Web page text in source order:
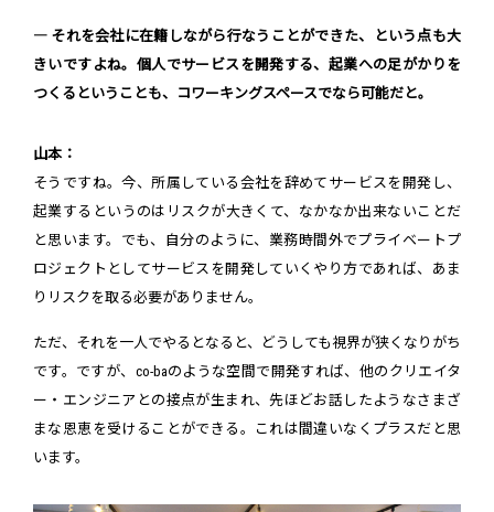
― それを会社に在籍しながら行なうことができた、という点も大
きいですよね。個人でサービスを開発する、起業への足がかりを
つくるということも、コワーキングスペースでなら可能だと。
山本：
そうですね。今、所属している会社を辞めてサービスを開発し、
起業するというのはリスクが大きくて、なかなか出来ないことだ
と思います。でも、自分のように、業務時間外でプライベートプ
ロジェクトとしてサービスを開発していくやり方であれば、あま
りリスクを取る必要がありません。
ただ、それを一人でやるとなると、どうしても視界が狭くなりがち
です。ですが、co-baのような空間で開発すれば、他のクリエイタ
ー・エンジニアとの接点が生まれ、先ほどお話したようなさまざ
まな恩恵を受けることができる。これは間違いなくプラスだと思
います。